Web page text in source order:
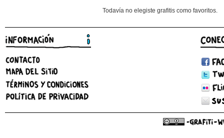
Todavía no elegiste grafitis como favoritos.